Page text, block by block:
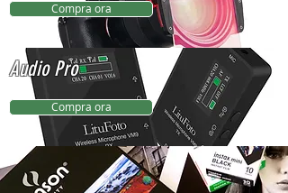
Compra ora
Audio Pro
Compra ora